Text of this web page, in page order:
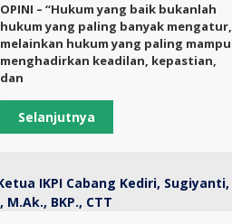
OPINI – “Hukum yang baik bukanlah
hukum yang paling banyak mengatur,
melainkan hukum yang paling mampu
menghadirkan keadilan, kepastian,
dan
Selanjutnya